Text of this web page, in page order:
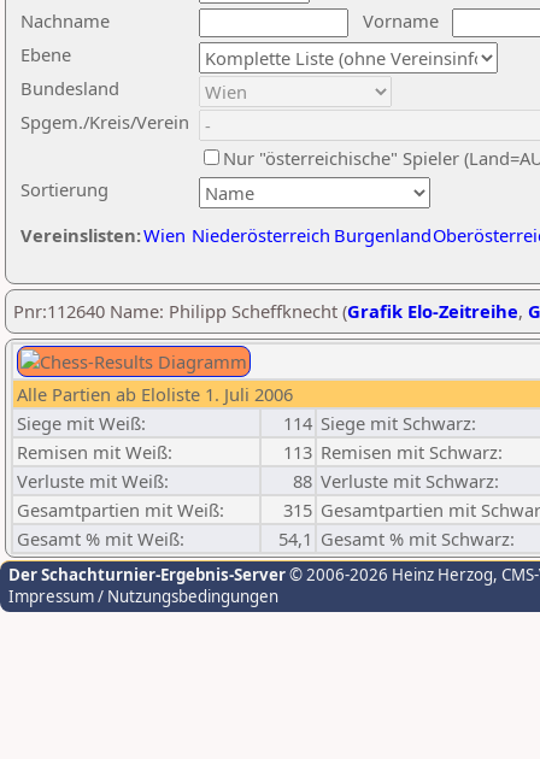
Nachname
Vorname
Ebene
Sortierung
Bundesland
Spgem./Kreis/Verein
Nur "österreichische" Spieler
Vereinslisten:Wien Niederösterreich Burgenland
Pnr:112640 Name: Philipp Scheffknecht (Grafik Elo-Zeitreihe,
Alle Partien ab Eloliste 1. Juli 2006
Siege mit Weiß:
114 Siege mit Schwarz:
Remisen mit Weiß:
113 Remisen mit Schwarz:
Verluste mit Weiß:
88 Verluste mit Schwarz:
Gesamtpartien mit Weiß:
315 Gesamtpartien mit
Gesamt % mit Weiß:
54,1 Gesamt % mit Schwarz:
Der Schachturnier-Ergebnis-Server© 2006-2026 Heinz Herzog,
Impressum / Nutzungsbedingungen